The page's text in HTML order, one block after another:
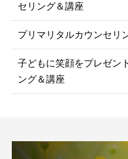
セリング＆講座
プリマリタルカウンセリ
子どもに笑顔をプレゼン
ング＆講座